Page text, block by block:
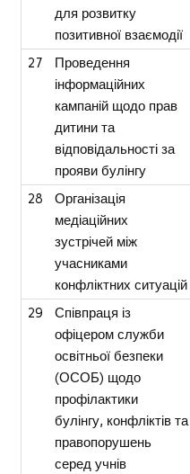
для розвитку
позитивної взаємодії
27
Проведення
інформаційних
кампаній щодо прав
дитини та
відповідальності за
прояви булінгу
28
Організація
медіаційних
зустрічей між
учасниками
конфліктних ситуацій
29
Співпраця із
офіцером служби
освітньої безпеки
(ОСОБ) щодо
профілактики
булінгу, конфліктів та
правопорушень
серед учнів